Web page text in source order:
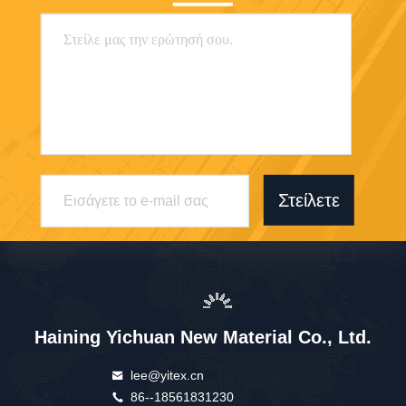
Στείλετε
Haining Yichuan New Material Co., Ltd.
lee@yitex.cn
86--18561831230